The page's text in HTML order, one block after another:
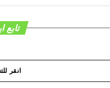
تابع
انقر